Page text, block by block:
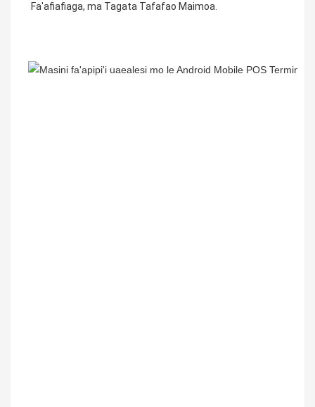
Fa'afiafiaga, ma Tagata Tafafao Maimoa.